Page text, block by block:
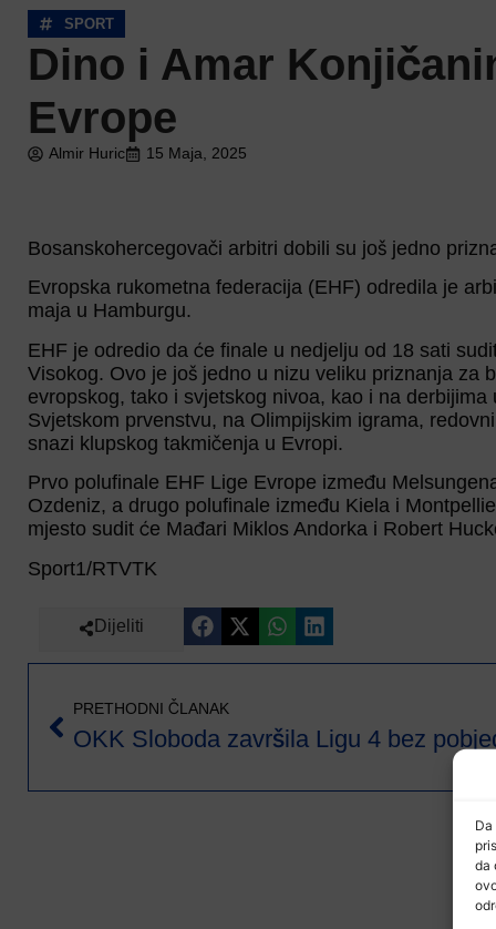
da
SPORT
Dino i Amar
Evrope
Almir Huric 15 Maja, 2025
Bosanskohercegovači arbitri dobili su još jedno
Evropska rukometna federacija (EHF) odredila je
maja u Hamburgu.
EHF je odredio da će finale u nedjelju od 18 sati
Visokog. Ovo je još jedno u nizu veliku priznanja za
evropskog, tako i svjetskog nivoa, kao i na
Svjetskom prvenstvu, na Olimpijskim igrama,
snazi klupskog takmičenja u Evropi.
Prvo polufinale EHF Lige Evrope između
Ozdeniz, a drugo polufinale između Kiela i
mjesto sudit će Mađari Miklos Andorka i Robert
Sport1/RTVTK
Dijeliti
PRETHODNI ČLANAK
OKK Sloboda završila Ligu 4 bez